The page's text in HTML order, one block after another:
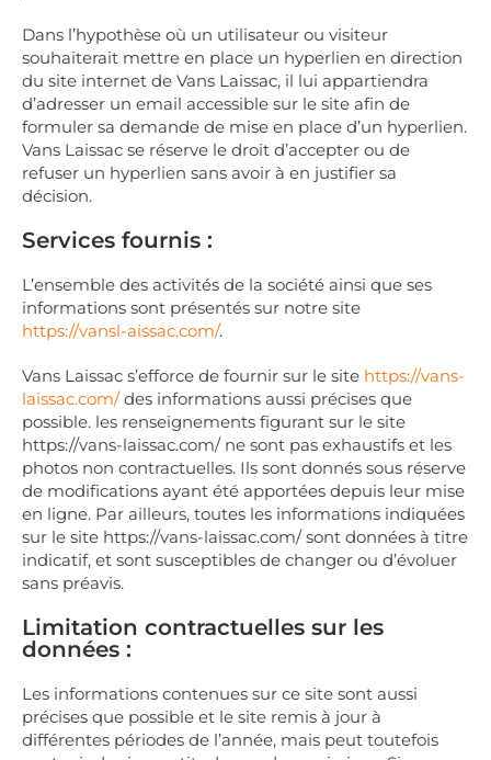
Dans l’hypothèse où un utilisateur ou visiteur
souhaiterait mettre en place un hyperlien en direction
du site internet de Vans Laissac, il lui appartiendra
d’adresser un email accessible sur le site afin de
formuler sa demande de mise en place d’un hyperlien.
Vans Laissac se réserve le droit d’accepter ou de
refuser un hyperlien sans avoir à en justifier sa
décision.
Services fournis :
L’ensemble des activités de la société ainsi que ses
informations sont présentés sur notre site
https://vansl-aissac.com/.
Vans Laissac s’efforce de fournir sur le site https://vans-
laissac.com/des informations aussi précises que
possible. les renseignements figurant sur le site
https://vans-laissac.com/ ne sont pas exhaustifs et les
photos non contractuelles. Ils sont donnés sous réserve
de modifications ayant été apportées depuis leur mise
en ligne. Par ailleurs, toutes les informations indiquées
sur le site https://vans-laissac.com/ sont données à titre
indicatif, et sont susceptibles de changer ou d’évoluer
sans préavis.
Limitation contractuelles sur les
données :
Les informations contenues sur ce site sont aussi
précises que possible et le site remis à jour à
différentes périodes de l’année, mais peut toutefois